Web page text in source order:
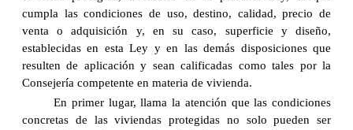
cumpla las condiciones de uso, destino, calidad, precio de
venta o adquisición y, en su caso, superficie y diseño,
establecidas en esta Ley y en las demás disposiciones que
resulten de aplicación y sean calificadas como tales por la
Consejería competente en materia de vivienda.
En primer lugar, llama la atención que las condiciones
concretas de las viviendas protegidas no solo pueden ser